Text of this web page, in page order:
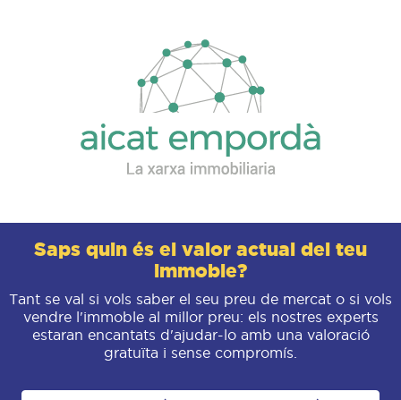
Saps quin és el valor actual del teu
immoble?
Tant se val si vols saber el seu preu de mercat o si vols
vendre l'immoble al millor preu: els nostres experts
estaran encantats d'ajudar-lo amb una valoració
gratuïta i sense compromís.